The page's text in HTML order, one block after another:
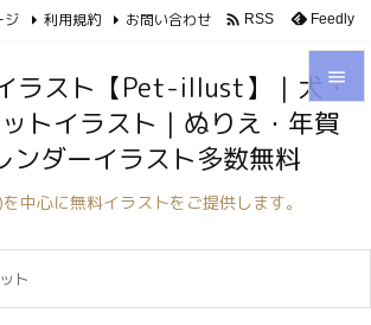



ジ 利用規約 お問い合わせ  RSS Feedly
ラスト【Pet-illust】｜犬・
トイラスト｜ぬりえ・年賀
ンダーイラスト多数無料
中心に無料イラストをご提供します。
ト